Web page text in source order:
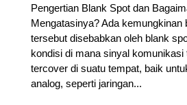
Pengertian Blank Spot dan
Mengatasinya? Ada kemungkinan
tersebut disebabkan oleh blank
kondisi di mana sinyal komunikasi
tercover di suatu tempat, baik
analog, seperti jaringan...